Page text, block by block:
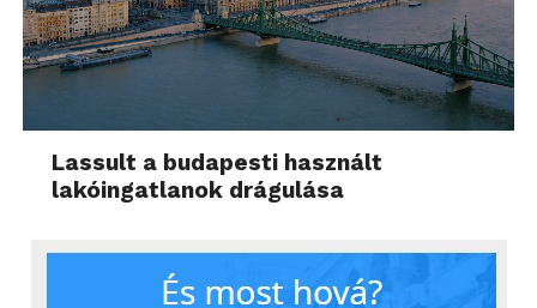
Lassult a budapesti használt
lakóingatlanok drágulása